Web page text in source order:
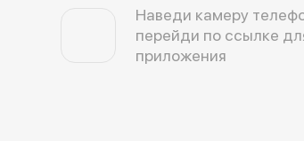
Наведи камеру
перейди по ссылке
приложения